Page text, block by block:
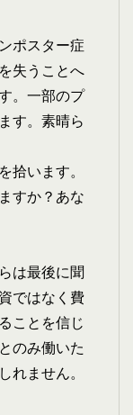
ポスター症
失うことへ
。一部のプ
す。素晴ら
います。
すか？あな
は最後に聞
ではなく費
ことを信じ
のみ働いた
ません。